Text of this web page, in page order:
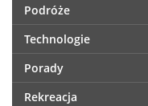
Podróże
Technologie
Porady
Rekreacja